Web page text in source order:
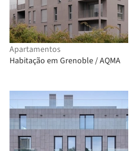
Apartamentos
Habitação em Grenoble / AQMA